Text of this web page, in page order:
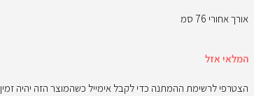
אורך אחורי 76 סמ
המלאי אזל
הצטרפי לרשימת ההמתנה כדי לקבל אימייל כשהמוצר הזה יהיה זמין